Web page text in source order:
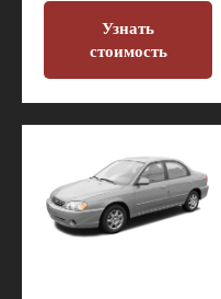
Узнать
стоимость